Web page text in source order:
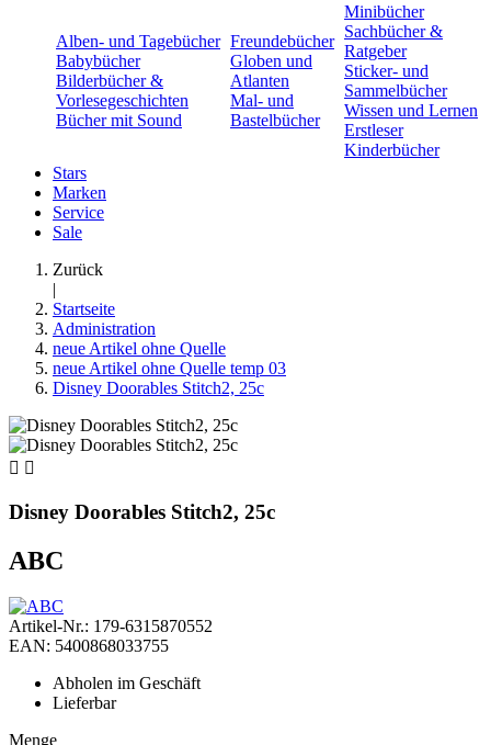
Alben- und Tagebücher
Babybücher
Bilderbücher &
Vorlesegeschichten
Bücher mit Sound
Freundebücher
Globen und
Atlanten
Mal- und
Bastelbücher
Minibücher
Sachbücher &
Ratgeber
Sticker- und
Sammelbücher
Wissen und Lernen
Erstleser
Kinderbücher
Stars
Marken
Service
Sale
Zurück
|
Startseite
Administration
neue Artikel ohne Quelle
neue Artikel ohne Quelle temp 03
Disney Doorables Stitch2, 25c
 
Disney Doorables Stitch2, 25c
ABC
Artikel-Nr.: 179-6315870552
EAN: 5400868033755
Abholen im Geschäft
Lieferbar
Menge